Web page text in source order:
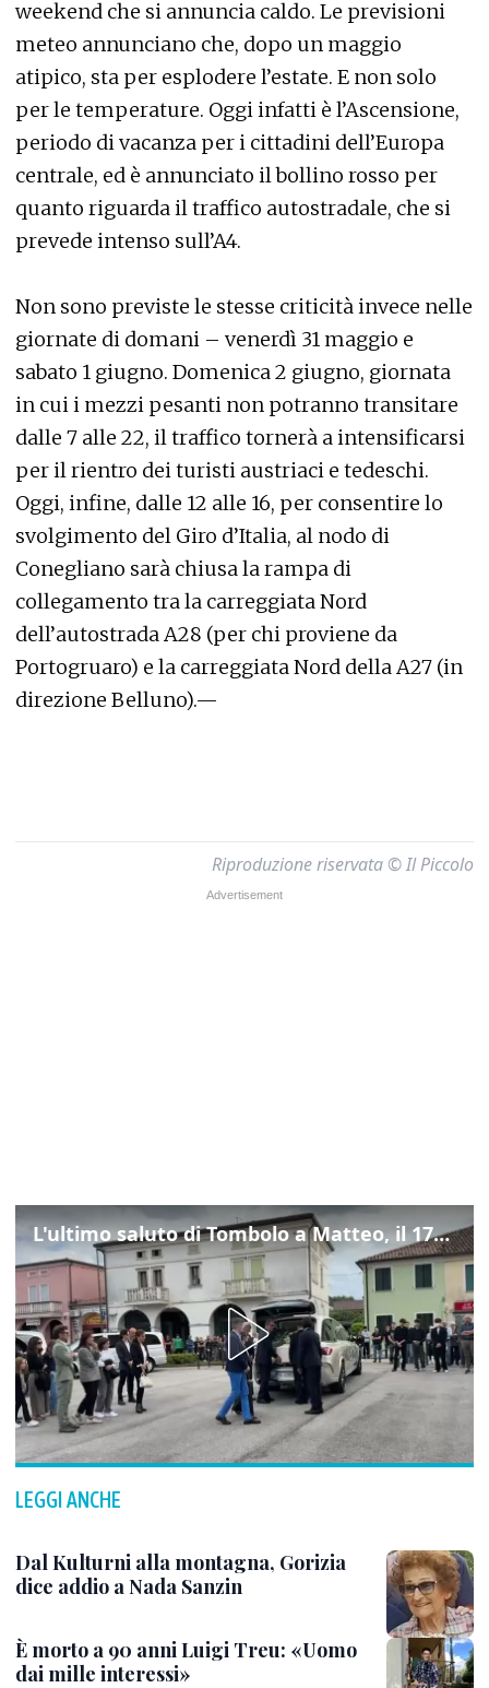
weekend che si annuncia caldo. Le previsioni
meteo annunciano che, dopo un maggio
atipico, sta per esplodere l’estate. E non solo
per le temperature. Oggi infatti è l’Ascensione,
periodo di vacanza per i cittadini dell’Europa
centrale, ed è annunciato il bollino rosso per
quanto riguarda il traffico autostradale, che si
prevede intenso sull’A4.
Non sono previste le stesse criticità invece nelle
giornate di domani – venerdì 31 maggio e
sabato 1 giugno. Domenica 2 giugno, giornata
in cui i mezzi pesanti non potranno transitare
dalle 7 alle 22, il traffico tornerà a intensificarsi
per il rientro dei turisti austriaci e tedeschi.
Oggi, infine, dalle 12 alle 16, per consentire lo
svolgimento del Giro d’Italia, al nodo di
Conegliano sarà chiusa la rampa di
collegamento tra la carreggiata Nord
dell’autostrada A28 (per chi proviene da
Portogruaro) e la carreggiata Nord della A27 (in
direzione Belluno).—
Riproduzione riservata © Il Piccolo
L'ultimo saluto di Tombolo a Matteo, il 17enne morto di tumore. Il video
LEGGI ANCHE
Dal Kulturni alla montagna, Gorizia
dice addio a Nada Sanzin
È morto a 90 anni Luigi Treu: «Uomo
dai mille interessi»